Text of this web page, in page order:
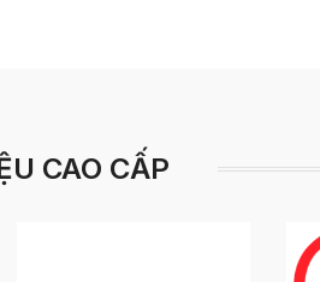
CAO CẤP